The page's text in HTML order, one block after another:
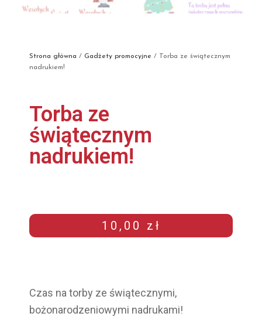
Strona główna / Gadżety promocyjne / Torba ze świątecznym
nadrukiem!
Torba ze
świątecznym
nadrukiem!
10,00 zł
Czas na torby ze świątecznymi,
bożonarodzeniowymi nadrukami!